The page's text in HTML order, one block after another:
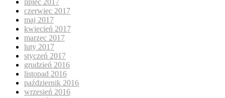
lipiec 2017
czerwiec 2017
maj 2017
kwiecień 2017
marzec 2017
luty 2017
styczeń 2017
grudzień 2016
listopad 2016
październik 2016
wrzesień 2016